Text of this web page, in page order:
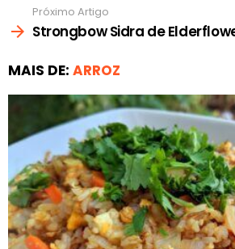
Próximo Artigo
Strongbow Sidra de
MAIS DE: ARROZ